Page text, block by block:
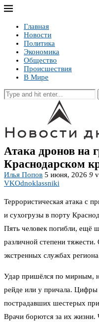
Главная
Новости
Политика
Экономика
Общество
Происшествия
В Мире
Атака дронов на
Краснодарском
Илья Попов 5 июня, 2026 9
VKOdnoklassniki
Террористическая атака с
и сухогрузы в порту
Пять человек погибли, ещё
различной степени
экстренных службах
Удар пришёлся по мирным,
рейде или у причала. Цифры
пострадавших шестерых
Врачи борются за их жизни.